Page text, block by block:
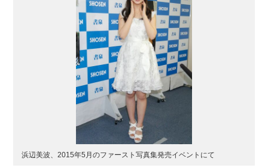
浜辺美波、2015年5月のファースト写真集発売イベントにて